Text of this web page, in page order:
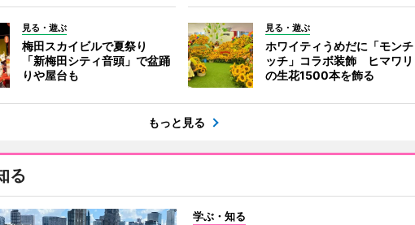
見る・遊ぶ
梅田スカイビルで夏祭り
「新梅田シティ音頭」で盆踊
りや屋台も
見る・遊ぶ
ホワイティうめだに「モンチ
ッチ」コラボ装飾 ヒマワリ
の生花1500本を飾る
もっと見る
る
学ぶ・知る